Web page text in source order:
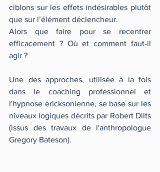
ciblons sur les effets indésirables plutôt
que sur l’élément déclencheur.
Alors que faire pour se recentrer
efficacement ? Où et comment faut-il
agir ?
Une des approches, utilisée à la fois
dans le coaching professionnel et
l'hypnose ericksonienne, se base sur les
niveaux logiques décrits par Robert Dilts
(issus des travaux de l'anthropologue
Gregory Bateson).